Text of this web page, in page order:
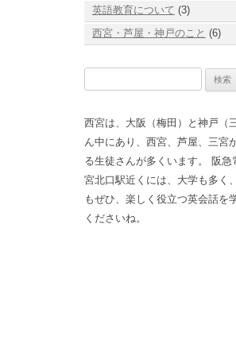
英語教育について (3)
西宮・芦屋・神戸のこと (6)
西宮は、大阪（梅田）と神戸（
ん中にあり、西宮、芦屋、三宮
る生徒さんが多くいます。 阪急
宮北口駅近くには、大学も多く
もぜひ、楽しく役立つ英会話を
くださいね。